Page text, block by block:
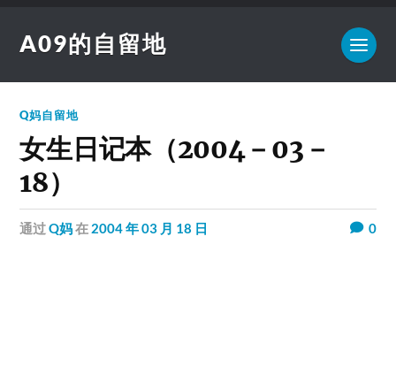
A09的自留地
Q妈自留地
女生日记本（2004－03－
18）
通过Q妈在 2004 年 03 月 18 日 0